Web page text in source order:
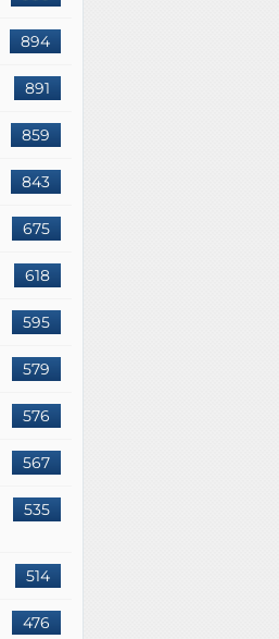
894
891
859
843
675
618
595
579
576
567
535
514
476